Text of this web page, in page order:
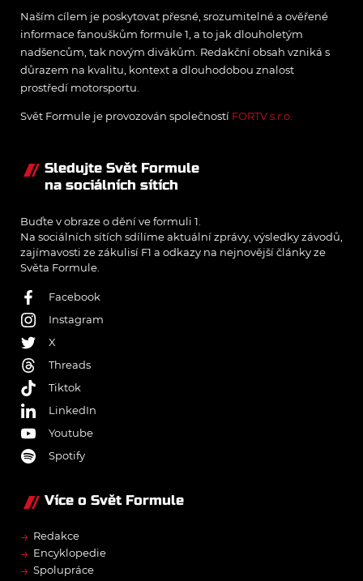
Naším cílem je poskytovat přesné, srozumitelné a ověřené
informace fanouškům formule 1, a to jak dlouholetým
nadšencům, tak novým divákům. Redakční obsah vzniká s
důrazem na kvalitu, kontext a dlouhodobou znalost
prostředí motorsportu.
Svět Formule je provozován společností FORTV s.r.o.
Sledujte Svět Formule
na sociálních sítích
Buďte v obraze o dění ve formuli 1.
Na sociálních sítích sdílíme aktuální zprávy, výsledky závodů,
zajímavosti ze zákulisí F1 a odkazy na nejnovější články ze
Světa Formule.
Facebook
Instagram
X
Threads
Tiktok
LinkedIn
Youtube
Spotify
Více o Svět Formule
→ Redakce
→ Encyklopedie
→ Spolupráce